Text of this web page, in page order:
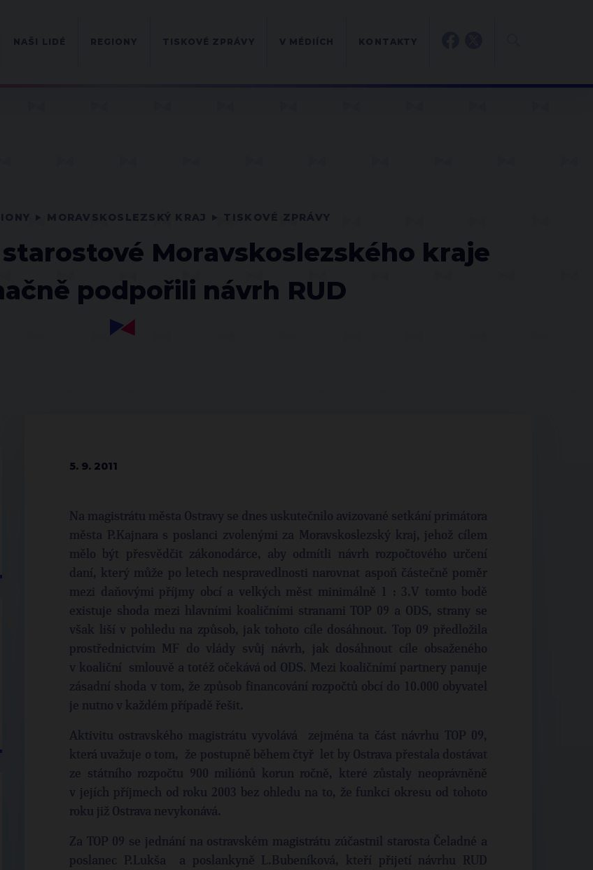
starostové Moravskoslezského kraje
podpořili návrh RUD
5. 9. 2011
Na magistrátu města Ostravy se dnes uskutečnilo avizované setkání primátora
města P.Kajnara s poslanci zvolenými za Moravskoslezský kraj, jehož cílem
mělo být přesvědčit zákonodárce, aby odmítli návrh rozpočtového určení
daní, který může po letech nespravedlnosti narovnat aspoň částečně poměr
mezi daňovými příjmy obcí a velkých měst minimálně 1 : 3.V tomto bodě
existuje shoda mezi hlavními koaličními stranami TOP 09 a ODS, strany se
však liší v pohledu na způsob, jak tohoto cíle dosáhnout. Top 09 předložila
prostřednictvím MF do vlády svůj návrh, jak dosáhnout cíle obsaženého
v koaliční smlouvě a totéž očekává od ODS. Mezi koaličnímí partnery panuje
zásadní shoda v tom, že způsob financování rozpočtů obcí do 10.000 obyvatel
je nutno v každém případě řešit.
Aktivitu ostravského magistrátu vyvolává zejména ta část návrhu TOP 09,
která uvažuje o tom, že postupně během čtyř let by Ostrava přestala dostávat
ze státního rozpočtu 900 miliónů korun ročně, které zůstaly neoprávněně
v jejích příjmech od roku 2003 bez ohledu na to, že funkci okresu od tohoto
roku již Ostrava nevykonává.
Za TOP 09 se jednání na ostravském magistrátu zúčastnil starosta Čeladné a
poslanec P.Lukša a poslankyně L.Bubeníková, kteří přijetí návrhu RUD